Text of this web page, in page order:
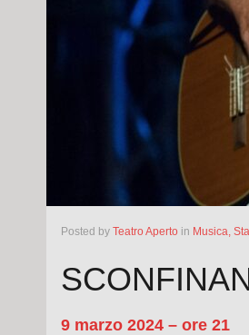
Posted by Teatro Aperto in Musica,
9 marzo 2024 – ore 21